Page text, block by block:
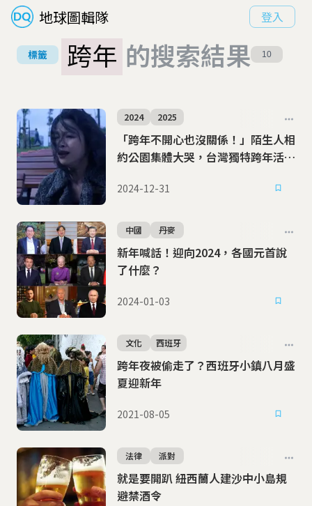
地球圖輯隊 登入
標籤 跨年 的搜索結果 10
「跨年不開心也沒關係！」陌生人相
約公園集體大哭，台灣獨特跨年活動
2024 2025
2024-12-31
新年喊話！迎向2024，各國元首說
了什麼？
中國 丹麥
2024-01-03
跨年夜被偷走了？西班牙小鎮八月盛
夏迎新年
文化 西班牙
2021-08-05
就是要開趴 紐西蘭人建沙中小島規
避禁酒令
法律 派對